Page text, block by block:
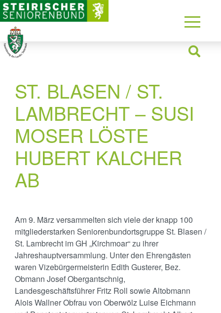
ST. BLASEN / ST.
LAMBRECHT – SUSI
MOSER LÖSTE
HUBERT KALCHER
AB
Am 9. März versammelten sich viele der knapp 100
mitgliederstarken Seniorenbundortsgruppe St. Blasen /
St. Lambrecht im GH „Kirchmoar“ zu ihrer
Jahreshauptversammlung. Unter den Ehrengästen
waren Vizebürgermeisterin Edith Gusterer, Bez.
Obmann Josef Obergantschnig,
Landesgeschäftsführer Fritz Roll sowie Altobmann
Alois Wallner Obfrau von Oberwölz Luise Eichmann